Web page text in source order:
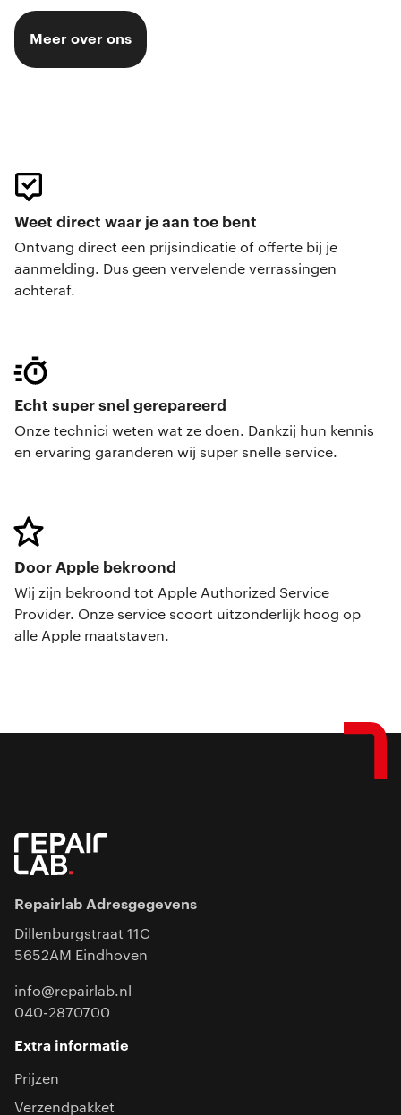
Meer over ons
Weet direct waar je aan toe bent
Ontvang direct een prijsindicatie of offerte bij je
aanmelding. Dus geen vervelende verrassingen
achteraf.
Echt super snel gerepareerd
Onze technici weten wat ze doen. Dankzij hun kennis
en ervaring garanderen wij super snelle service.
Door Apple bekroond
Wij zijn bekroond tot Apple Authorized Service
Provider. Onze service scoort uitzonderlijk hoog op
alle Apple maatstaven.
Repairlab Adresgegevens
Dillenburgstraat 11C
5652AM Eindhoven
info@repairlab.nl
040-2870700
Extra informatie
Prijzen
Verzendpakket